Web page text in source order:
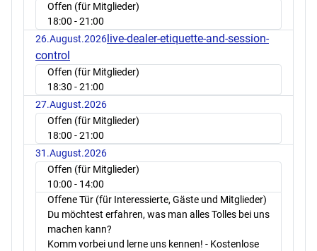
Offen (für Mitglieder)
18:00 - 21:00
26.August.2026 live-dealer-etiquette-and-session-
control
Offen (für Mitglieder)
18:30 - 21:00
27.August.2026
Offen (für Mitglieder)
18:00 - 21:00
31.August.2026
Offen (für Mitglieder)
10:00 - 14:00
Offene Tür (für Interessierte, Gäste und Mitglieder)
Du möchtest erfahren, was man alles Tolles bei uns
machen kann?
Komm vorbei und lerne uns kennen! - Kostenlose